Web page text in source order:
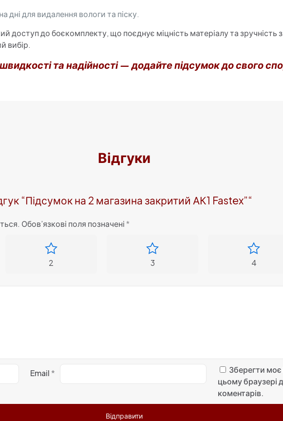
дні для видалення вологи та піску.
доступ до боєкомплекту, що поєднує міцність матеріалу та зручність
вибір.
та надійності — додайте підсумок до свого
Відгуки
“Підсумок на 2 магазина закритий АК1 Fastex”“
Обов’язкові поля позначені*
2 3 4
Email*
Зберегти моє
цьому браузері
коментарів.